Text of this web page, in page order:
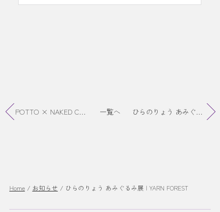
POTTO × NAKED CRYSTAL 2人展”harmony²”終了 一覧へ ひらのりょう あみぐるみ展Online販売
Home / お知らせ / ひらのりょう あみぐるみ展 | YARN FOREST